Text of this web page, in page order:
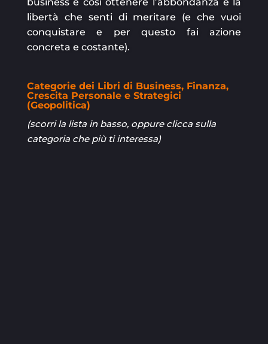
libertà che senti di meritare (e che vuoi
conquistare e per questo fai azione
concreta e costante).
Categorie dei Libri di Business, Finanza,
Crescita Personale e Strategici
(Geopolitica)
(scorri la lista in basso, oppure clicca sulla
categoria che più ti interessa)